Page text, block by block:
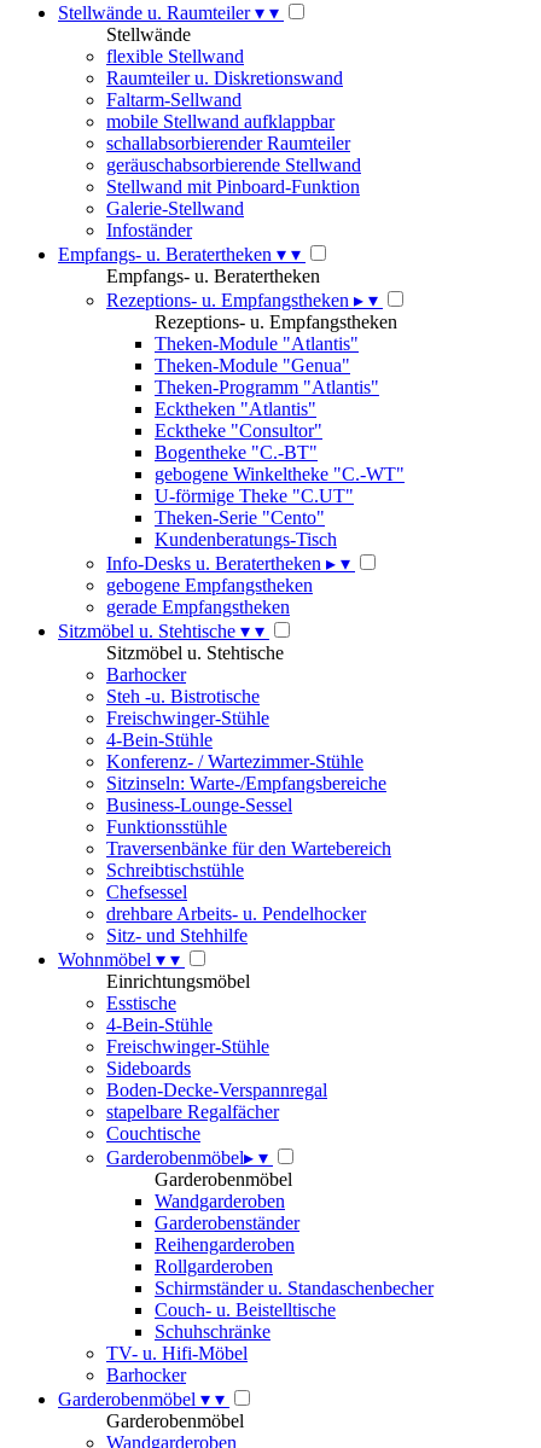
Stellwände u. Raumteiler▾ ▾
Stellwände
flexible Stellwand
Raumteiler u. Diskretionswand
Faltarm-Sellwand
mobile Stellwand aufklappbar
schallabsorbierender Raumteiler
geräuschabsorbierende Stellwand
Stellwand mit Pinboard-Funktion
Galerie-Stellwand
Infoständer
Empfangs- u. Beratertheken ▾ ▾
Empfangs- u. Beratertheken
Rezeptions- u. Empfangstheken ▸ ▾
Rezeptions- u. Empfangstheken
Theken-Module "Atlantis"
Theken-Module "Genua"
Theken-Programm "Atlantis"
Ecktheken "Atlantis"
Ecktheke "Consultor"
Bogentheke "C.-BT"
gebogene Winkeltheke "C.-WT"
U-förmige Theke "C.UT"
Theken-Serie "Cento"
Kundenberatungs-Tisch
Info-Desks u. Beratertheken ▸ ▾
gebogene Empfangstheken
gerade Empfangstheken
Sitzmöbel u. Stehtische ▾ ▾
Sitzmöbel u. Stehtische
Barhocker
Steh -u. Bistrotische
Freischwinger-Stühle
4-Bein-Stühle
Konferenz- / Wartezimmer-Stühle
Sitzinseln: Warte-/Empfangsbereiche
Business-Lounge-Sessel
Funktionsstühle
Traversenbänke für den Wartebereich
Schreibtischstühle
Chefsessel
drehbare Arbeits- u. Pendelhocker
Sitz- und Stehhilfe
Wohnmöbel ▾ ▾
Einrichtungsmöbel
Esstische
4-Bein-Stühle
Freischwinger-Stühle
Sideboards
Boden-Decke-Verspannregal
stapelbare Regalfächer
Couchtische
Garderobenmöbel▸ ▾
Garderobenmöbel
Wandgarderoben
Garderobenständer
Reihengarderoben
Rollgarderoben
Schirmständer u. Standaschenbecher
Couch- u. Beistelltische
Schuhschränke
TV- u. Hifi-Möbel
Barhocker
Garderobenmöbel ▾ ▾
Garderobenmöbel
Wandgarderoben